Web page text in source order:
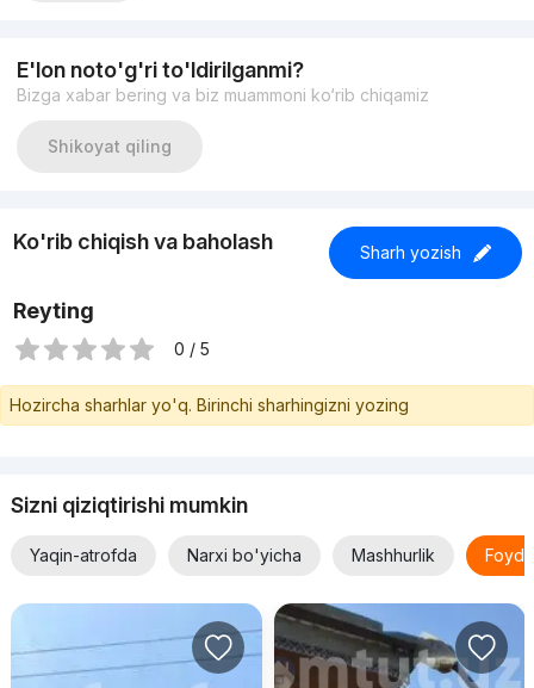
E'lon noto'g'ri to'ldirilganmi?
Bizga xabar bering va biz muammoni ko‘rib chiqamiz
Shikoyat qiling
Ko'rib chiqish va baholash Sharh yozish
Reyting
0 / 5
Hozircha sharhlar yo'q. Birinchi sharhingizni yozing
Sizni qiziqtirishi mumkin
Yaqin-atrofda Narxi bo'yicha Mashhurlik